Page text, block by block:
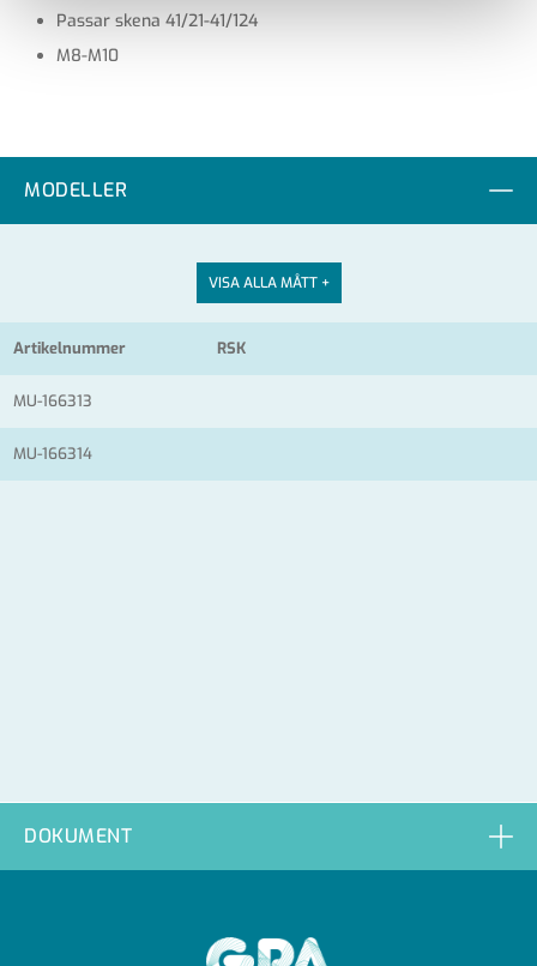
Passar skena 41/21-41/124
M8-M10
MODELLER
VISA ALLA MÅTT +
Artikelnummer RSK
MU-166313
MU-166314
DOKUMENT